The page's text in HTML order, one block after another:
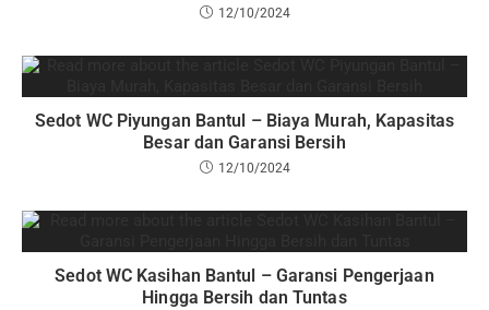
12/10/2024
Sedot WC Piyungan Bantul – Biaya Murah, Kapasitas
Besar dan Garansi Bersih
12/10/2024
Sedot WC Kasihan Bantul – Garansi Pengerjaan
Hingga Bersih dan Tuntas